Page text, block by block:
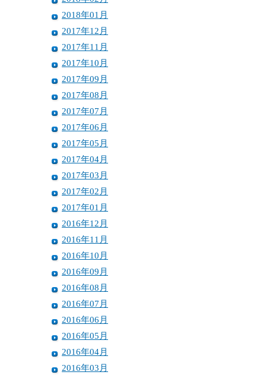
2018年01月
2017年12月
2017年11月
2017年10月
2017年09月
2017年08月
2017年07月
2017年06月
2017年05月
2017年04月
2017年03月
2017年02月
2017年01月
2016年12月
2016年11月
2016年10月
2016年09月
2016年08月
2016年07月
2016年06月
2016年05月
2016年04月
2016年03月